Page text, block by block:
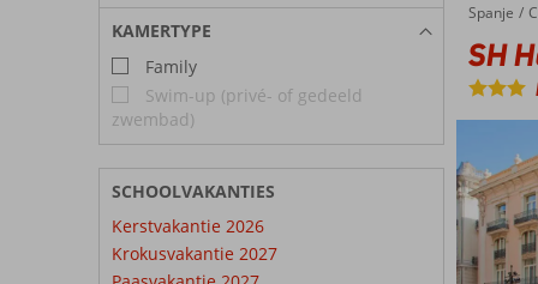
KAMERTYPE
Family
Swim-up (privé- of gedeeld
zwembad)
SCHOOLVAKANTIES
Kerstvakantie 2026
Krokusvakantie 2027
Home
Spanje
SH Hotel Boutique Ingles
SH